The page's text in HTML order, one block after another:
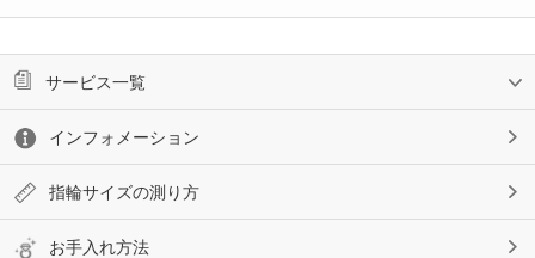
サービス一覧
インフォメーション
指輪サイズの測り方
お手入れ方法